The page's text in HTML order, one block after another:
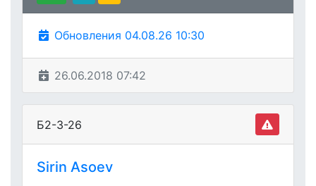
Обновления 04.08.26 10:30
26.06.2018 07:42
Б2-3-26
Sirin Asoev